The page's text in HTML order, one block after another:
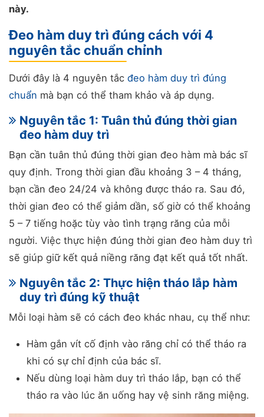
này.
Đeo hàm duy trì đúng cách với 4
nguyên tắc chuẩn chỉnh
Dưới đây là 4 nguyên tắc đeo hàm duy trì đúng
chuẩn mà bạn có thể tham khảo và áp dụng.
Nguyên tắc 1: Tuân thủ đúng thời gian
đeo hàm duy trì
Bạn cần tuân thủ đúng thời gian đeo hàm mà bác sĩ
quy định. Trong thời gian đầu khoảng 3 – 4 tháng,
bạn cần đeo 24/24 và không được tháo ra. Sau đó,
thời gian đeo có thể giảm dần, số giờ có thể khoảng
5 – 7 tiếng hoặc tùy vào tình trạng răng của mỗi
người. Việc thực hiện đúng thời gian đeo hàm duy trì
sẽ giúp giữ kết quả niềng răng đạt kết quả tốt nhất.
Nguyên tắc 2: Thực hiện tháo lắp hàm
duy trì đúng kỹ thuật
Mỗi loại hàm sẽ có cách đeo khác nhau, cụ thể như:
Hàm gắn vít cố định vào răng chỉ có thể tháo ra
khi có sự chỉ định của bác sĩ.
Nếu dùng loại hàm duy trì tháo lắp, bạn có thể
tháo ra vào lúc ăn uống hay vệ sinh răng miệng.